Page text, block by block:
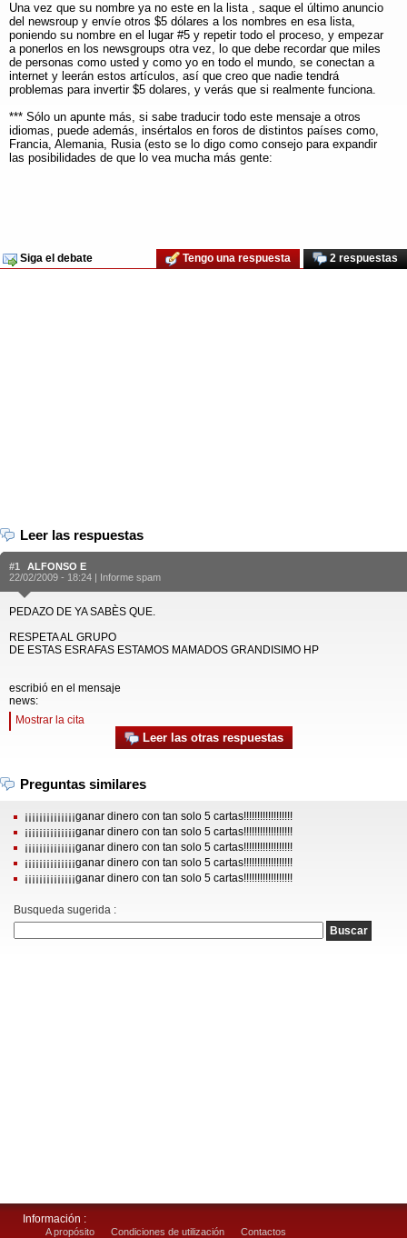
Una vez que su nombre ya no este en la lista , saque el último anuncio
del newsroup y envíe otros $5 dólares a los nombres en esa lista,
poniendo su nombre en el lugar #5 y repetir todo el proceso, y empezar
a ponerlos en los newsgroups otra vez, lo que debe recordar que miles
de personas como usted y como yo en todo el mundo, se conectan a
internet y leerán estos artículos, así que creo que nadie tendrá
problemas para invertir $5 dolares, y verás que si realmente funciona.
*** Sólo un apunte más, si sabe traducir todo este mensaje a otros
idiomas, puede además, insértalos en foros de distintos países como,
Francia, Alemania, Rusia (esto se lo digo como consejo para expandir
las posibilidades de que lo vea mucha más gente:
Siga el debate 2 respuestas
Tengo una respuesta
Leer las respuestas
#1
ALFONSO E
22/02/2009 - 18:24 | Informe spam
PEDAZO DE YA SABÈS QUE.
RESPETA AL GRUPO
DE ESTAS ESRAFAS ESTAMOS MAMADOS GRANDISIMO HP
escribió en el mensaje
news:
Mostrar la cita
Leer las otras respuestas
Preguntas similares
¡¡¡¡¡¡¡¡¡¡¡¡¡¡ganar dinero con tan solo 5 cartas!!!!!!!!!!!!!!!!!!
¡¡¡¡¡¡¡¡¡¡¡¡¡¡ganar dinero con tan solo 5 cartas!!!!!!!!!!!!!!!!!!
¡¡¡¡¡¡¡¡¡¡¡¡¡¡ganar dinero con tan solo 5 cartas!!!!!!!!!!!!!!!!!!
¡¡¡¡¡¡¡¡¡¡¡¡¡¡ganar dinero con tan solo 5 cartas!!!!!!!!!!!!!!!!!!
¡¡¡¡¡¡¡¡¡¡¡¡¡¡ganar dinero con tan solo 5 cartas!!!!!!!!!!!!!!!!!!
Busqueda sugerida :
Información :
A propósito Condiciones de utilización Contactos